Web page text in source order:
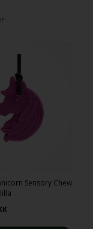
Sensory Chew